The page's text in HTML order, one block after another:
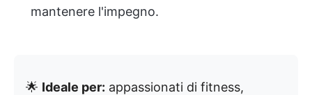
mantenere l'impegno.
🌟 Ideale per: appassionati di fitness,